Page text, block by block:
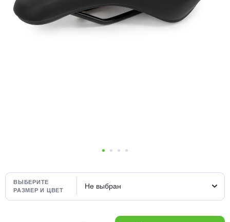
ВЫБЕРИТЕ
РАЗМЕР И ЦВЕТ
Не выбран
% картой любого банка
об оплате Плайтом